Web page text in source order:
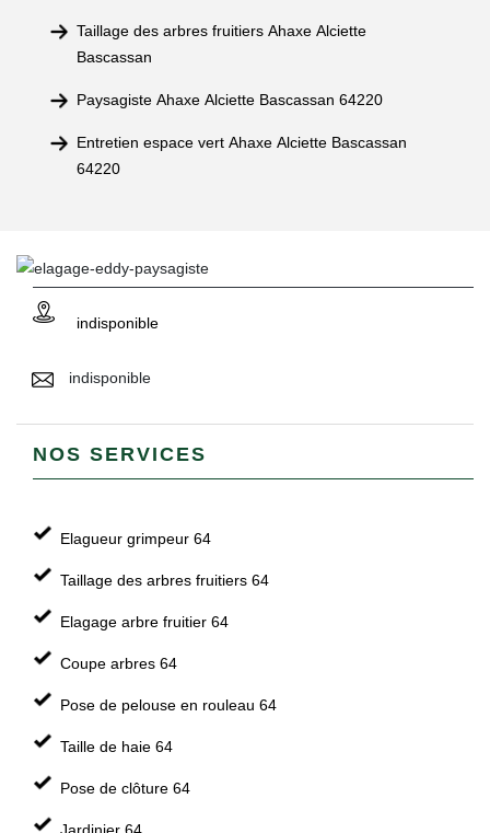
Taillage des arbres fruitiers Ahaxe Alciette
Bascassan
Paysagiste Ahaxe Alciette Bascassan 64220
Entretien espace vert Ahaxe Alciette Bascassan
64220
indisponible
indisponible
NOS SERVICES
Elagueur grimpeur 64
Taillage des arbres fruitiers 64
Elagage arbre fruitier 64
Coupe arbres 64
Pose de pelouse en rouleau 64
Taille de haie 64
Pose de clôture 64
Jardinier 64